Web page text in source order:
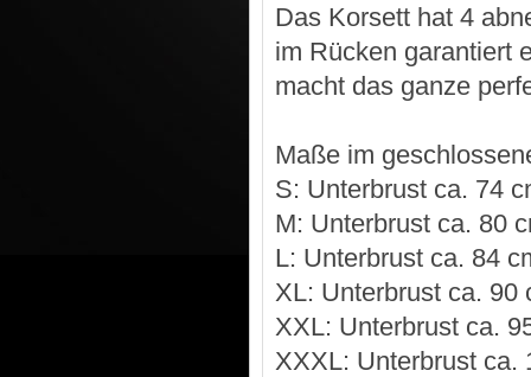
Das Korsett hat 4
im Rücken garantiert
macht das ganze
Maße im
S: Unterbrust ca. 74
M: Unterbrust ca. 80
L: Unterbrust ca. 84
XL: Unterbrust ca. 90
XXL: Unterbrust ca.
XXXL: Unterbrust ca.